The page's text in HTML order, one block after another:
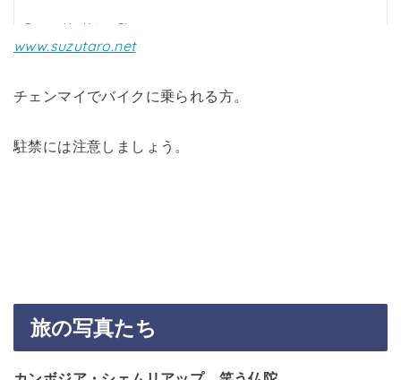
www.suzutaro.net
チェンマイでバイクに乗られる方。
駐禁には注意しましょう。
旅の写真たち